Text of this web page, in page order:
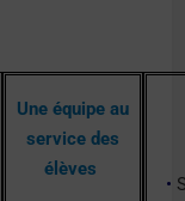
Une équipe au
service des
élèves
•